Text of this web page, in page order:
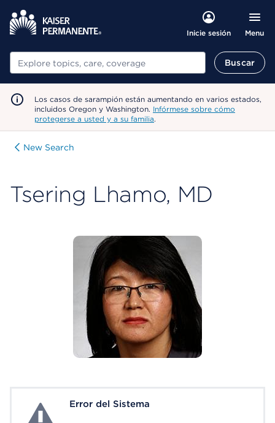
Inicie sesión Menu
Buscar Buscar
Los casos de sarampión están aumentando en varios estados,
incluidos Oregon y Washington. Infórmese sobre cómo
protegerse a usted y a su familia.
New Search
Tsering Lhamo, MD
System ErrorError del Sistema